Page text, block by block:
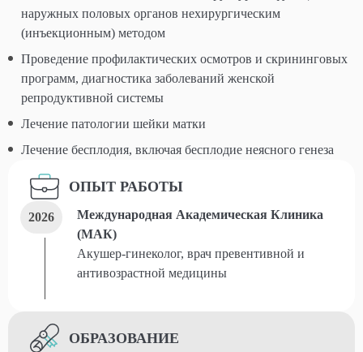
наружных половых органов нехирургическим
(инъекционным) методом
Проведение профилактических осмотров и скрининговых
программ, диагностика заболеваний женской
репродуктивной системы
Лечение патологии шейки матки
Лечение бесплодия, включая бесплодие неясного генеза
ОПЫТ РАБОТЫ
2026
Международная Академическая Клиника
(МАК)
Акушер-гинеколог, врач превентивной и
антивозрастной медицины
ОБРАЗОВАНИЕ